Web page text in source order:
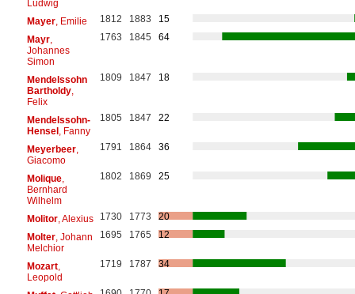
Ludwig
Mayer, Emilie 1812 1883
15
Mayr,
Johannes
Simon
1763 1845 64
Mendelssohn
Bartholdy,
Felix
1809 1847 18
Mendelssohn-
Hensel, Fanny
1805 1847 22
Meyerbeer,
Giacomo
1791 1864 36
Molique,
Bernhard
Wilhelm
1802 1869 25
Molitor, Alexius 1730 1773
20
Molter, Johann
Melchior
1695 1765 12
Mozart,
Leopold
1719 1787 34